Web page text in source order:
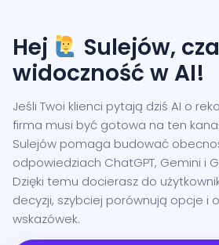
Hej
Sulejów,
widoczność w AI!
Jeśli Twoi klienci pytają dziś AI o
firma musi być gotowa na ten
Sulejów pomaga budować
odpowiedziach ChatGPT, Gemini i
Dzięki temu docierasz do
decyzji, szybciej porównują opcje i
wskazówek.